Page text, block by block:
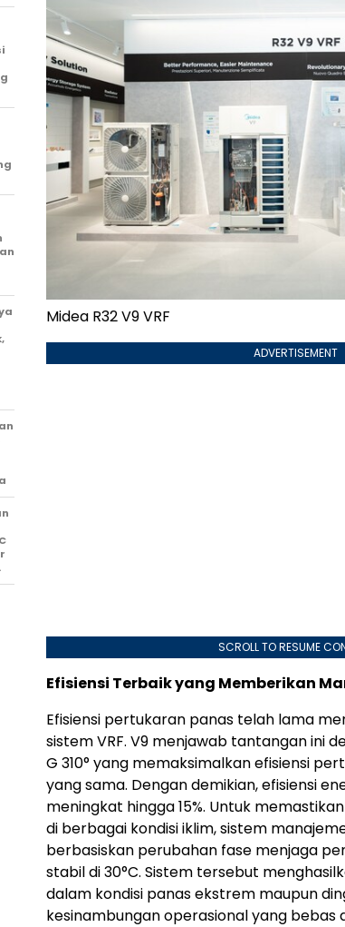
Midea R32 V9 VRF
ADVERTISEMENT
SCROLL TO RESUME
Efisiensi Terbaik yang Memberikan
Efisiensi pertukaran panas telah lama
sistem VRF. V9 menjawab tantangan ini
G 310° yang memaksimalkan efisiensi
yang sama. Dengan demikian, efisiensi
meningkat hingga 15%. Untuk
di berbagai kondisi iklim, sistem
berbasiskan perubahan fase menjaga
stabil di 30°C. Sistem tersebut
dalam kondisi panas ekstrem maupun
kesinambungan operasional yang bebas